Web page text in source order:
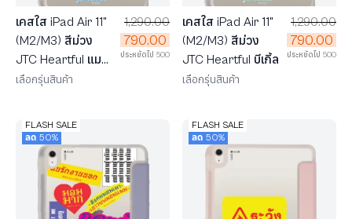
เคสใส iPad Air 11"
(M2/M3) สีม่วง
JTC Heartful แมว
สามสี
1,290.00
790.00
ประหยัดไป 500
เลือกรุ่นสินค้า
เคสใส iPad Air 11"
(M2/M3) สีม่วง
JTC Heartful บีเกิ้ล
1,290.00
790.00
ประหยัดไป 500
เลือกรุ่นสินค้า
FLASH SALE
ลด 50%
FLASH SALE
ลด 50%